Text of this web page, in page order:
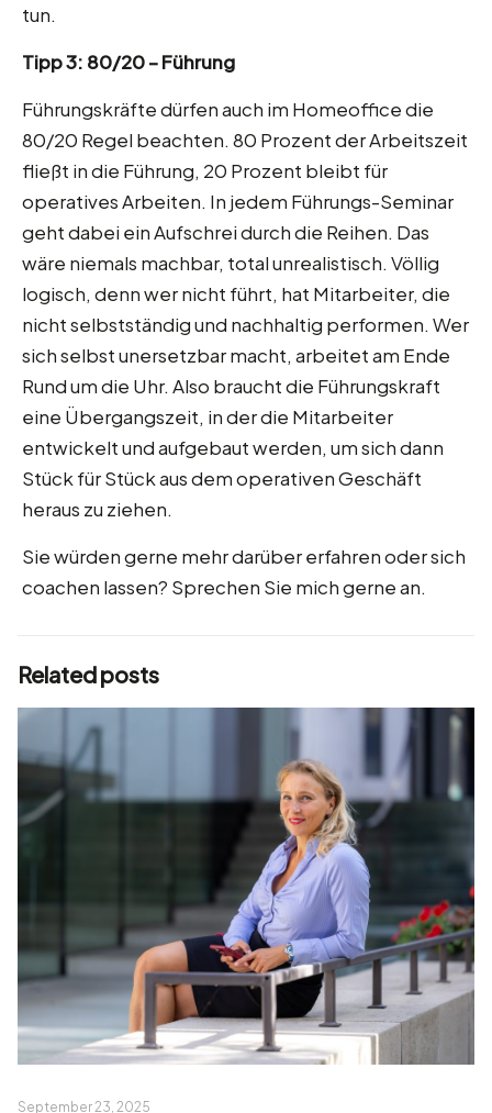
tun.
Tipp 3: 80/20 – Führung
Führungskräfte dürfen auch im Homeoffice die
80/20 Regel beachten. 80 Prozent der Arbeitszeit
fließt in die Führung, 20 Prozent bleibt für
operatives Arbeiten. In jedem Führungs-Seminar
geht dabei ein Aufschrei durch die Reihen. Das
wäre niemals machbar, total unrealistisch. Völlig
logisch, denn wer nicht führt, hat Mitarbeiter, die
nicht selbstständig und nachhaltig performen. Wer
sich selbst unersetzbar macht, arbeitet am Ende
Rund um die Uhr. Also braucht die Führungskraft
eine Übergangszeit, in der die Mitarbeiter
entwickelt und aufgebaut werden, um sich dann
Stück für Stück aus dem operativen Geschäft
heraus zu ziehen.
Sie würden gerne mehr darüber erfahren oder sich
coachen lassen? Sprechen Sie mich gerne an.
Related posts
September 23, 2025